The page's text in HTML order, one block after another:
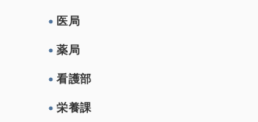
医局
薬局
看護部
栄養課